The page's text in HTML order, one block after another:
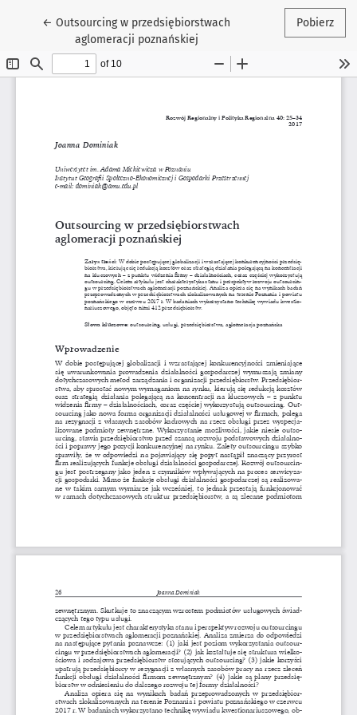
←Wróć do szczegółów artykułu
Outsourcing w przedsiębiorstwach
aglomeracji poznańskiej
Pobierz